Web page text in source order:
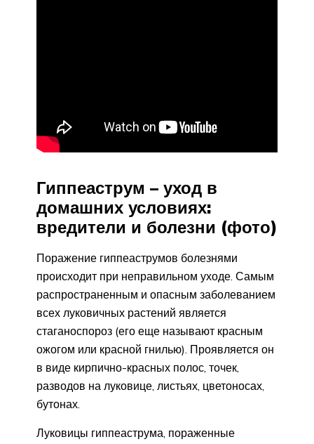
Гиппеаструм – уход в
домашних условиях:
вредители и болезни (фото)
Поражение гиппеаструмов болезнями
происходит при неправильном уходе. Самым
распространенным и опасным заболеванием
всех луковичных растений является
стаганоспороз (его еще называют красным
ожогом или красной гнилью). Проявляется он
в виде кирпично-красных полос, точек,
разводов на луковице, листьях, цветоносах,
бутонах.
Луковицы гиппеаструма, пораженные